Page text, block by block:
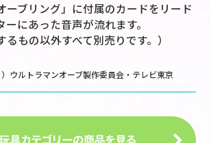
ーブリング」に付属のカードをリード
にあった音声が流れます。
るもの以外すべて別売りです。）
ウルトラマンオーブ製作委員会・テレビ東京